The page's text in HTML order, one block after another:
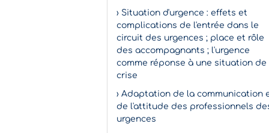
› Situation d'urgence : effets et
complications de l'entrée dans le
circuit des urgences ; place et rôle
des accompagnants ; l'urgence
comme réponse à une situation de
crise
› Adaptation de la communication
de l'attitude des professionnels
urgences